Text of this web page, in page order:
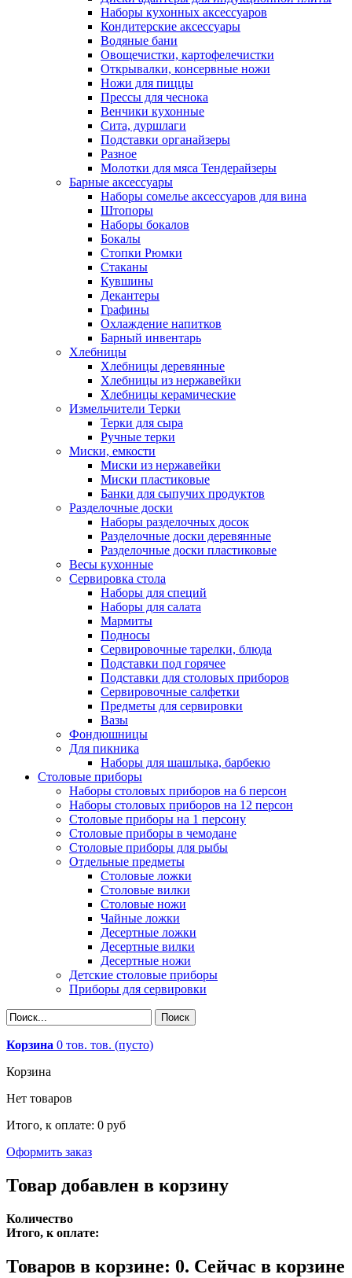
Наборы кухонных аксессуаров
Кондитерские аксессуары
Водяные бани
Овощечистки, картофелечистки
Открывалки, консервные ножи
Ножи для пиццы
Прессы для чеснока
Венчики кухонные
Сита, дуршлаги
Подставки органайзеры
Разное
Молотки для мяса Тендерайзеры
Барные аксессуары
Наборы сомелье аксессуаров для вина
Штопоры
Наборы бокалов
Бокалы
Стопки Рюмки
Стаканы
Кувшины
Декантеры
Графины
Охлаждение напитков
Барный инвентарь
Хлебницы
Хлебницы деревянные
Хлебницы из нержавейки
Хлебницы керамические
Измельчители Терки
Терки для сыра
Ручные терки
Миски, емкости
Миски из нержавейки
Миски пластиковые
Банки для сыпучих продуктов
Разделочные доски
Наборы разделочных досок
Разделочные доски деревянные
Разделочные доски пластиковые
Весы кухонные
Сервировка стола
Наборы для специй
Наборы для салата
Мармиты
Подносы
Сервировочные тарелки, блюда
Подставки под горячее
Подставки для столовых приборов
Сервировочные салфетки
Предметы для сервировки
Вазы
Фондюшницы
Для пикника
Наборы для шашлыка, барбекю
Столовые приборы
Наборы столовых приборов на 6 персон
Наборы столовых приборов на 12 персон
Столовые приборы на 1 персону
Столовые приборы в чемодане
Столовые приборы для рыбы
Отдельные предметы
Столовые ложки
Столовые вилки
Столовые ножи
Чайные ложки
Десертные ложки
Десертные вилки
Десертные ножи
Детские столовые приборы
Приборы для сервировки
Корзина 0 тов. тов. (пусто)
Корзина
Нет товаров
Итого, к оплате: 0 руб
Оформить заказ
Товар добавлен в корзину
Количество
Итого, к оплате:
Товаров в корзине: 0. Сейчас в корзине